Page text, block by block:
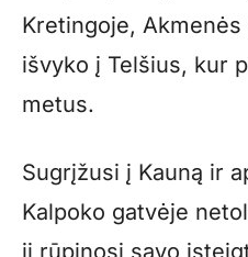
Kretingoje, Akmenės
išvyko į Telšius, kur
metus.
Sugrįžusi į Kauną ir
Kalpoko gatvėje
ji rūpinosi savo